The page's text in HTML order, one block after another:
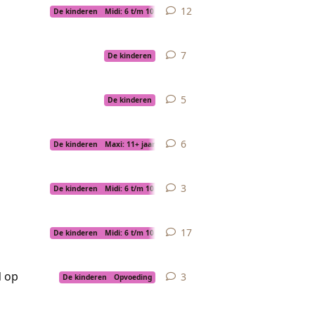
De kinderen Midi: 6 t/m 10 jaar 12
De kinderen 7
De kinderen 5
De kinderen Maxi: 11+ jaar 6
De kinderen Midi: 6 t/m 10 jaar 3
De kinderen Midi: 6 t/m 10 jaar 17
op
De kinderen Opvoeding 3